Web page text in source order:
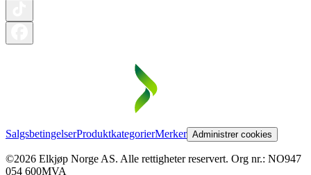
SalgsbetingelserProduktkategorierMerker Administrer cookies
©2026 Elkjøp Norge AS. Alle rettigheter reservert. Org nr.: NO947
054 600MVA